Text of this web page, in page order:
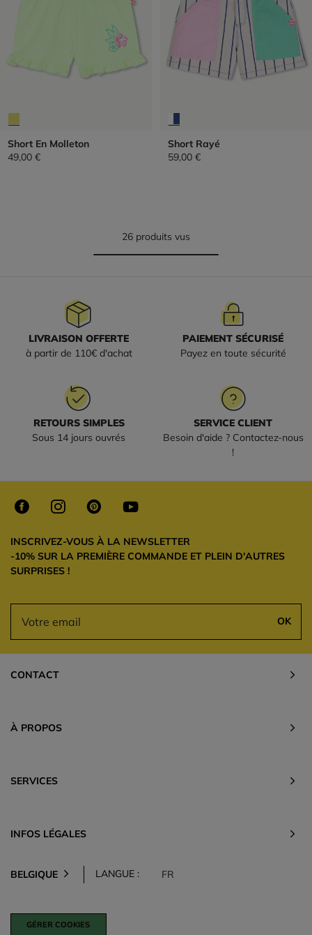
Short En Molleton
49,00 €
Short Rayé
59,00 €
26 produits vus
LIVRAISON OFFERTE
à partir de 110€ d'achat
PAIEMENT SÉCURISÉ
Payez en toute sécurité
RETOURS SIMPLES
Sous 14 jours ouvrés
SERVICE CLIENT
Besoin d'aide ? Contactez-nous
!
INSCRIVEZ-VOUS À LA NEWSLETTER
-10% SUR LA PREMIÈRE COMMANDE ET PLEIN D'AUTRES
SURPRISES !
OK
CONTACT
À PROPOS
SERVICES
INFOS LÉGALES
BELGIQUE LANGUE : FR
GÉRER COOKIES